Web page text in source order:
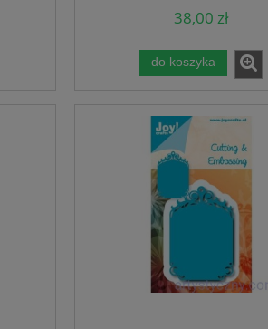
Woreczki foliowe Folijki Foliówki
Koperty B6 ~ 13,5x22,5cm -
38,00 zł
do koszyka